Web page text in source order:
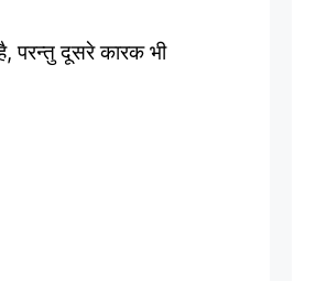
परन्तु दूसरे कारक भी